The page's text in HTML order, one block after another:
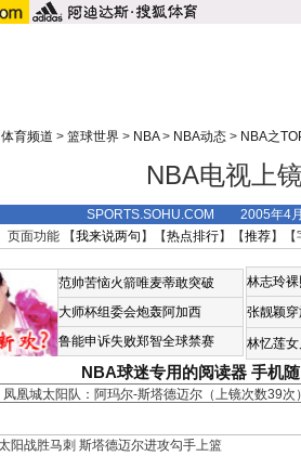
体育频道 > 篮球世界 > NBA> NBA动态 > NBA之
NBA电视上
SPORTS.SOHU.COM 2005年4
页面功能 【我来说两句 】【热点排行】【推荐】【
范帅苦恼火箭唯麦蒂敢突破
大师杯组委会炮轰阿加西
鲁能申诉失败郑智全球禁赛
林志玲
张靓颖
林忆莲
NBA球迷专用的阅读器 手机